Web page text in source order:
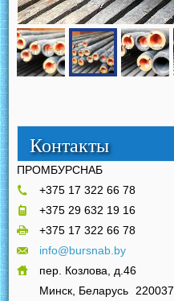
Контакты
ПРОМБУРСНАБ
+375 17 322 66 78
+375 29 632 19 16
+375 17 322 66 78
info@bursnab.by
пер. Козлова, д.46
Минск, Беларусь 220037